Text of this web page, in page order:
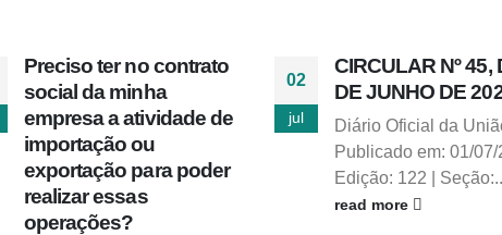
Preciso ter no contrato
social da minha
empresa a atividade de
importação ou
exportação para poder
realizar essas
operações?
02
jul
CIRCULAR Nº 45,
DE JUNHO DE
Diário Oficial da
Publicado em: 01/07/
Edição: 122 |
read more